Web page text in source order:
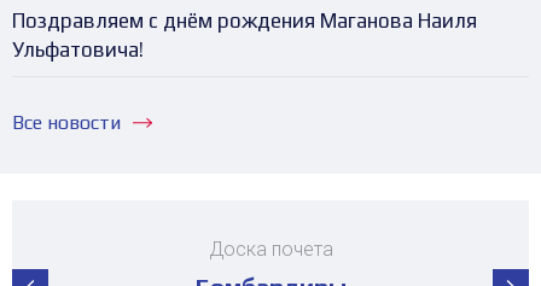
Поздравляем с днём рождения Маганова Наиля
Ульфатовича!
Все новости
Доска почета